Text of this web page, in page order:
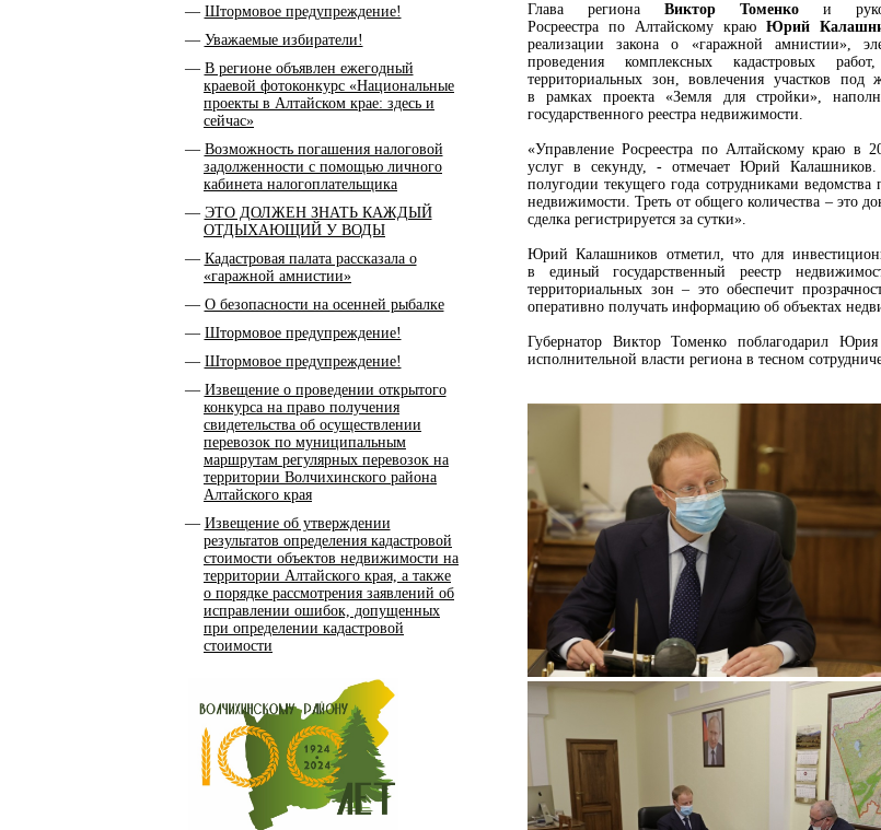
Штормовое предупреждение!
Уважаемые избиратели!
В регионе объявлен ежегодный
краевой фотоконкурс «Национальные
проекты в Алтайском крае: здесь и
сейчас»
Возможность погашения налоговой
задолженности с помощью личного
кабинета налогоплательщика
ЭТО ДОЛЖЕН ЗНАТЬ КАЖДЫЙ
ОТДЫХАЮЩИЙ У ВОДЫ
Кадастровая палата рассказала о
«гаражной амнистии»
О безопасности на осенней рыбалке
Штормовое предупреждение!
Штормовое предупреждение!
Извещение о проведении открытого
конкурса на право получения
свидетельства об осуществлении
перевозок по муниципальным
маршрутам регулярных перевозок на
территории Волчихинского района
Алтайского края
Извещение об утверждении
результатов определения кадастровой
стоимости объектов недвижимости на
территории Алтайского края, а также
о порядке рассмотрения заявлений об
исправлении ошибок, допущенных
при определении кадастровой
стоимости
Глава региона Виктор Томенко и
Росреестра по Алтайскому краю Юрий
реализации закона о «гаражной амнистии»,
проведения комплексных кадастровых
территориальных зон, вовлечения участков под
в рамках проекта «Земля для стройки»,
государственного реестра недвижимости.
«Управление Росреестра по Алтайскому краю в
услуг в секунду, - отмечает Юрий
полугодии текущего года сотрудниками
недвижимости. Треть от общего количества – это
сделка регистрируется за сутки».
Юрий Калашников отметил, что для
в единый государственный реестр
территориальных зон – это обеспечит
оперативно получать информацию об объектах
Губернатор Виктор Томенко поблагодарил
исполнительной власти региона в тесном